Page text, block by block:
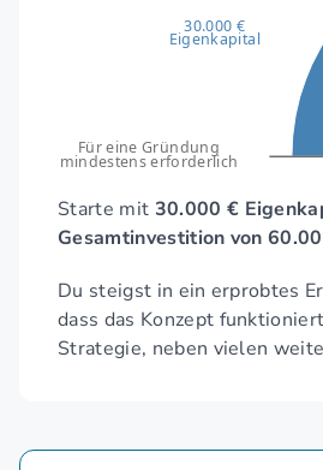
30.000 €
Eigenkapital
Für eine Gründung
mindestens erforderlich
Starte mit 30.000 €
Gesamtinvestition von
Du steigst in ein erprobtes
dass das Konzept
Strategie, neben vielen